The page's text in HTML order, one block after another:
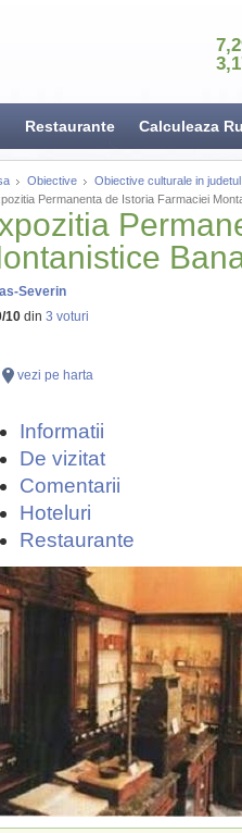
Restaurante Calculeaza
Obiective
Obiective culturale in
Permanenta de Istoria Farmaciei
Severin
/10 din 3 voturi
vezi pe harta
Informatii
De vizitat
Comentarii
Hoteluri
Restaurante